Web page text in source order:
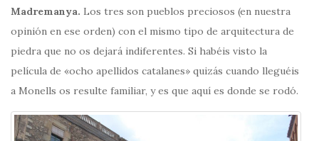
Madremanya. Los tres son pueblos preciosos (en nuestra
opinión en ese orden) con el mismo tipo de arquitectura de
piedra que no os dejará indiferentes. Si habéis visto la
película de «ocho apellidos catalanes» quizás cuando lleguéis
a Monells os resulte familiar, y es que aquí es donde se rodó.